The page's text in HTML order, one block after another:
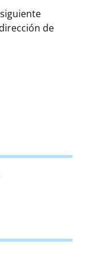
de